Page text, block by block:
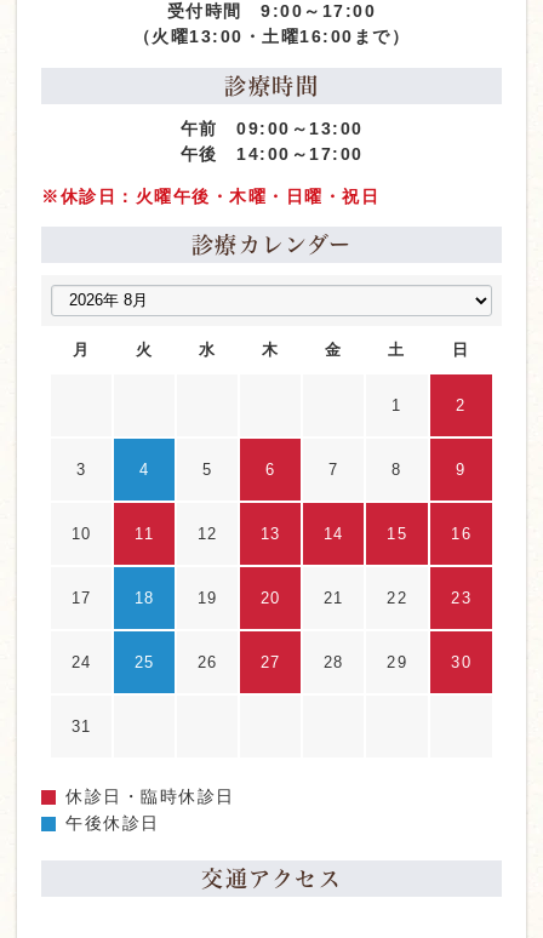
受付時間 9:00～17:00
（火曜13:00・土曜16:00まで）
診療時間
午前 09:00～13:00
午後 14:00～17:00
※休診日：火曜午後・木曜・日曜・祝日
診療カレンダー
月 火 水 木 金 土 日
1 2
3 4 5 6 7 8 9
10 11 12 13 14 15 16
17 18 19 20 21 22 23
24 25 26 27 28 29 30
31
休診日・臨時休診日
午後休診日
交通アクセス